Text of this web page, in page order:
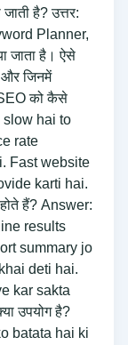
है? उत्तर:
Planner,
जाता है। ऐसे
और जिनमें
को कैसे
slow hai to
rate
Fast website
karti hai.
हैं? Answer:
results
summary jo
deti hai.
kar sakta
उपयोग है?
batata hai ki